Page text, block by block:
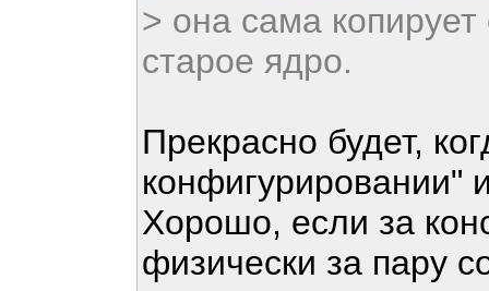
> она сама
старое ядро.
Прекрасно будет,
конфигурировании"
Хорошо, если за
физически за пару